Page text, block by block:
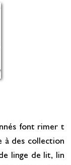
font rimer t
à des collection
linge de lit, lin